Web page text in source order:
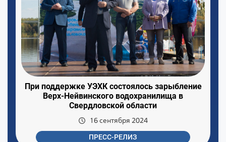
При поддержке УЭХК состоялось зарыбление
Верх-Нейвинского водохранилища в
Свердловской области
16 сентября 2024
ПРЕСС-РЕЛИЗ